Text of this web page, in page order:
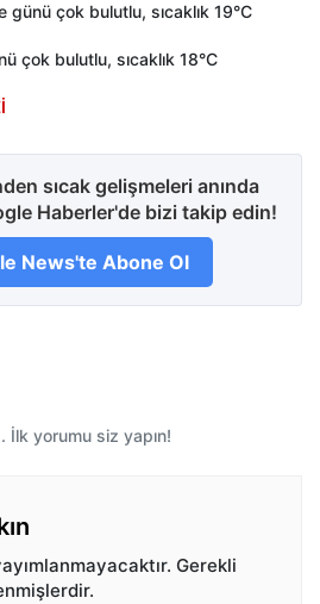
çok bulutlu, sıcaklık 19°C
çok bulutlu, sıcaklık 18°C
sıcak gelişmeleri anında
Haberler'de bizi takip edin!
News'te Abone Ol
İlk yorumu siz yapın!
Gerekli